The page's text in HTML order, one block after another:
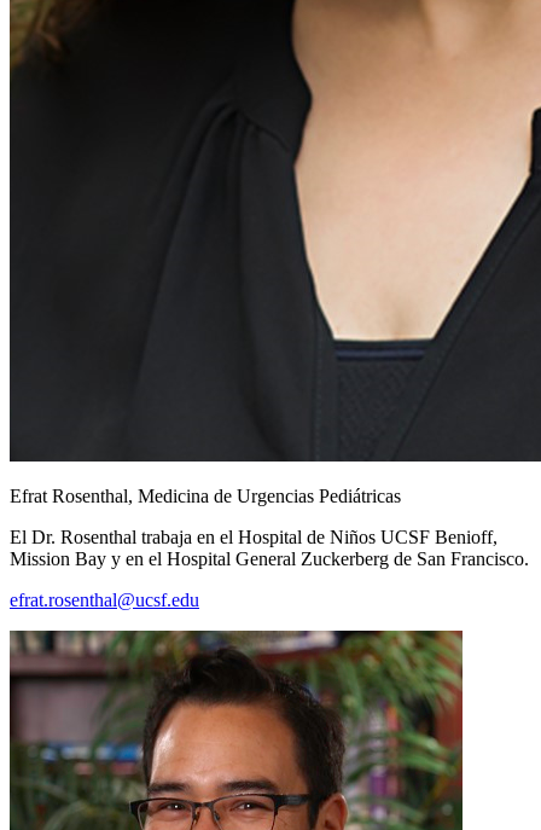
Efrat Rosenthal, Medicina de Urgencias Pediátricas
El Dr. Rosenthal trabaja en el Hospital de Niños UCSF Benioff,
Mission Bay y en el Hospital General Zuckerberg de San Francisco.
efrat.rosenthal@ucsf.edu